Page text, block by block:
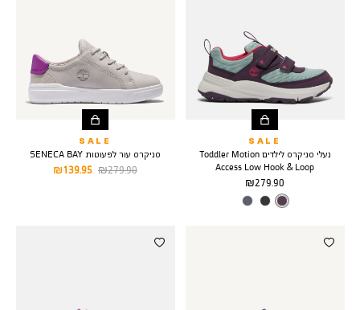
SALE
נעלי סניקרס לילדים Toddler Motion
Access Low Hook & Loop
מחיר
מוצר
279.90 ₪
צבע
DARK
SALE
סניקרס עור לפעוטות SENECA BAY
מחיר
139.95 ₪
מחיר
279.90 ₪